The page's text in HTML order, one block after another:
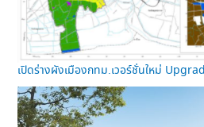
เปิดร่างผังเมืองกทม.เวอร์ชั่นใหม่